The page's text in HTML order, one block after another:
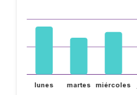
lunes martes miércoles